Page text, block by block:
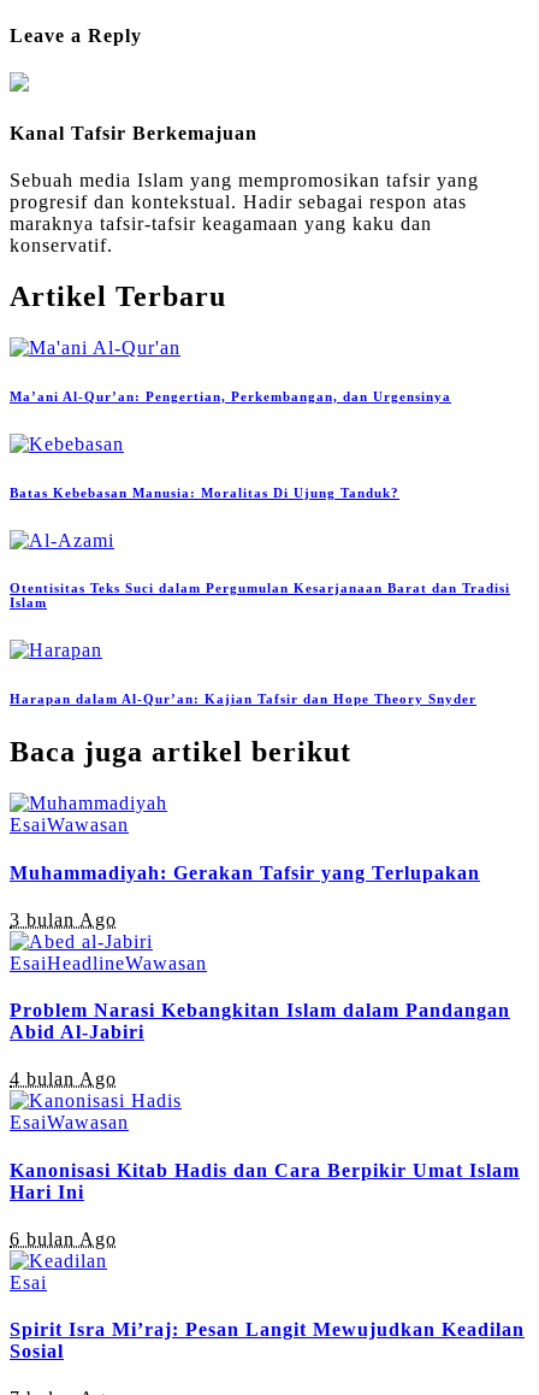
Leave a Reply
Kanal Tafsir Berkemajuan
Sebuah media Islam yang mempromosikan tafsir yang
progresif dan kontekstual. Hadir sebagai respon atas
maraknya tafsir-tafsir keagamaan yang kaku dan
konservatif.
Artikel Terbaru
Ma’ani Al-Qur’an: Pengertian, Perkembangan, dan Urgensinya
Batas Kebebasan Manusia: Moralitas Di Ujung Tanduk?
Otentisitas Teks Suci dalam Pergumulan Kesarjanaan Barat dan Tradisi
Islam
Harapan dalam Al-Qur’an: Kajian Tafsir dan Hope Theory Snyder
Baca juga artikel berikut
EsaiWawasan
Muhammadiyah: Gerakan Tafsir yang Terlupakan
3 bulan Ago
EsaiHeadlineWawasan
Problem Narasi Kebangkitan Islam dalam Pandangan
Abid Al-Jabiri
4 bulan Ago
EsaiWawasan
Kanonisasi Kitab Hadis dan Cara Berpikir Umat Islam
Hari Ini
6 bulan Ago
Esai
Spirit Isra Mi’raj: Pesan Langit Mewujudkan Keadilan
Sosial